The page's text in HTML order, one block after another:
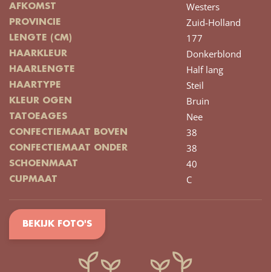
AFKOMST Westers
PROVINCIE Zuid-Holland
LENGTE (CM) 177
HAARKLEUR Donkerblond
HAARLENGTE Half lang
HAARTYPE Steil
KLEUR OGEN Bruin
TATOEAGES Nee
CONFECTIEMAAT BOVEN 38
CONFECTIEMAAT ONDER 38
SCHOENMAAT 40
CUPMAAT C
BEKIJK FOTO'S